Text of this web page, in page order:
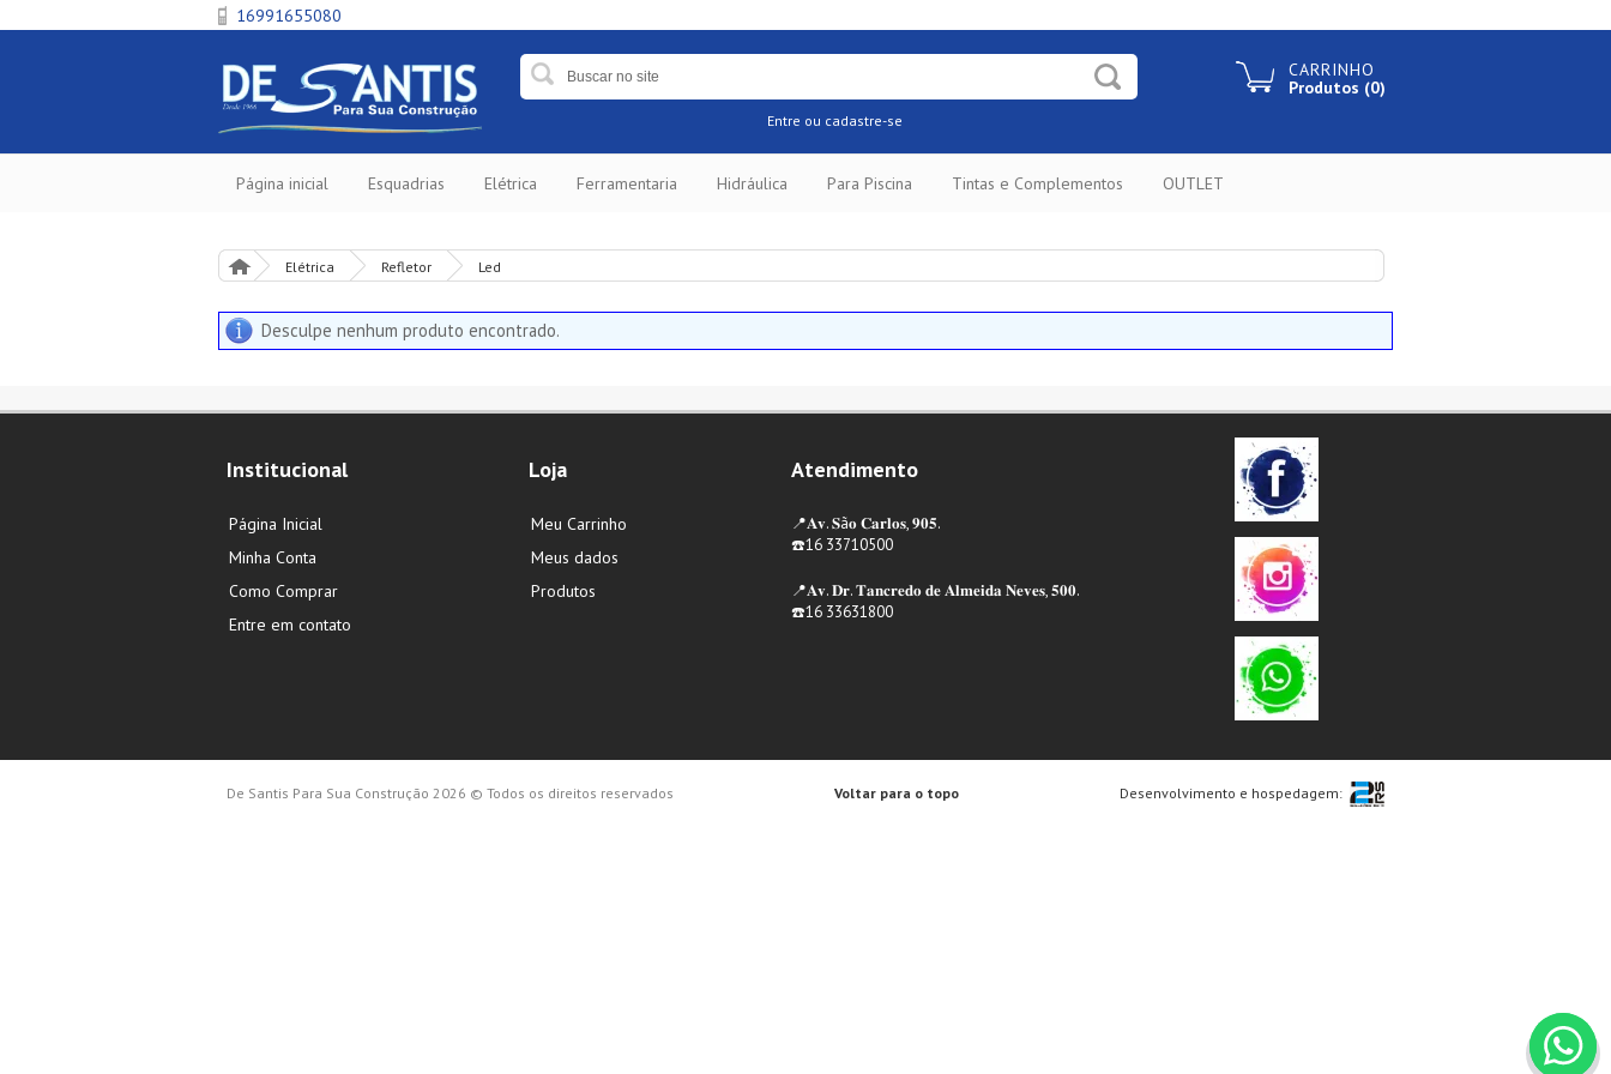
16991655080
Entre ou cadastre-se
CARRINHO
Produtos (0)
Página inicial Esquadrias Elétrica Ferramentaria Hidráulica Para Piscina Tintas e Complementos OUTLET
Elétrica Refletor Led
Desculpe nenhum produto encontrado.
Institucional
Página Inicial
Minha Conta
Como Comprar
Entre em contato
Loja
Meu Carrinho
Meus dados
Produtos
Atendimento
📍𝐀𝐯. 𝐒ã𝐨 𝐂𝐚𝐫𝐥𝐨𝐬, 𝟗𝟎𝟓.
☎️16 33710500
📍𝐀𝐯. 𝐃𝐫. 𝐓𝐚𝐧𝐜𝐫𝐞𝐝𝐨 𝐝𝐞 𝐀𝐥𝐦𝐞𝐢𝐝𝐚 𝐍𝐞𝐯𝐞𝐬, 𝟓𝟎𝟎.
☎️16 33631800
De Santis Para Sua Construção 2026 © Todos os direitos reservados Desenvolvimento e hospedagem:
Voltar para o topo